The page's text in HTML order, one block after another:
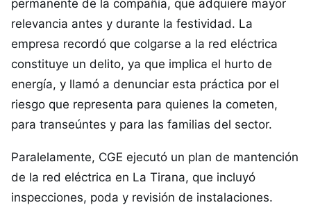
permanente de la compañía, que adquiere mayor
relevancia antes y durante la festividad. La
empresa recordó que colgarse a la red eléctrica
constituye un delito, ya que implica el hurto de
energía, y llamó a denunciar esta práctica por el
riesgo que representa para quienes la cometen,
para transeúntes y para las familias del sector.
Paralelamente, CGE ejecutó un plan de mantención
de la red eléctrica en La Tirana, que incluyó
inspecciones, poda y revisión de instalaciones.